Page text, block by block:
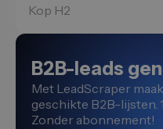
Kop H2
B2B-leads
Met LeadScraper
geschikte B2B-lijsten.
Zonder abonnement!